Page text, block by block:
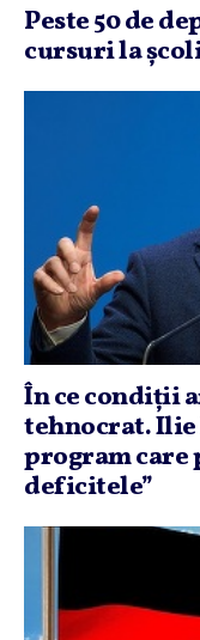
Peste 50 de
cursuri la
În ce condiţii
tehnocrat. Ilie
program care
deficitele”